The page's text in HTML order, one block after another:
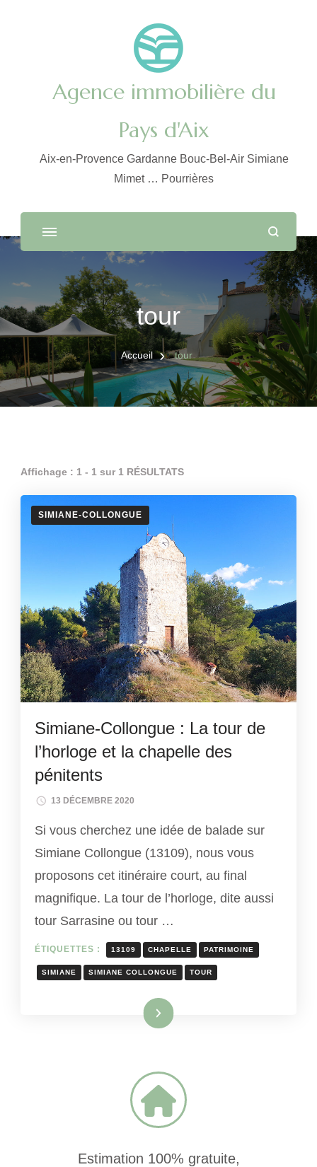
Agence immobilière du
Pays d'Aix
Aix-en-Provence Gardanne Bouc-Bel-Air Simiane
Mimet … Pourrières
tour
Accueil tour
Affichage : 1 - 1 sur 1 RÉSULTATS
SIMIANE-COLLONGUE
Simiane-Collongue : La tour de
l’horloge et la chapelle des
pénitents
13 DÉCEMBRE 2020
Si vous cherchez une idée de balade sur
Simiane Collongue (13109), nous vous
proposons cet itinéraire court, au final
magnifique. La tour de l’horloge, dite aussi
tour Sarrasine ou tour …
ÉTIQUETTES : 13109 CHAPELLE PATRIMOINE
SIMIANE SIMIANE COLLONGUE TOUR
Lire la suite
Estimation 100% gratuite,